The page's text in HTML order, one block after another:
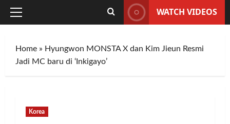
Primary
WATCH VIDEOS
Home » Hyungwon MONSTA X dan Kim Jieun Resmi
Jadi MC baru di ‘Inkigayo’
Korea